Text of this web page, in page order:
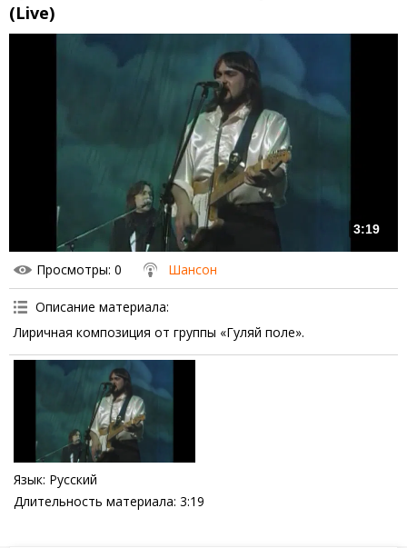
(Live)
3:19
Просмотры: 0 Шансон
Описание материала:
Лиричная композиция от группы «Гуляй поле».
Язык: Русский
Длительность материала: 3:19